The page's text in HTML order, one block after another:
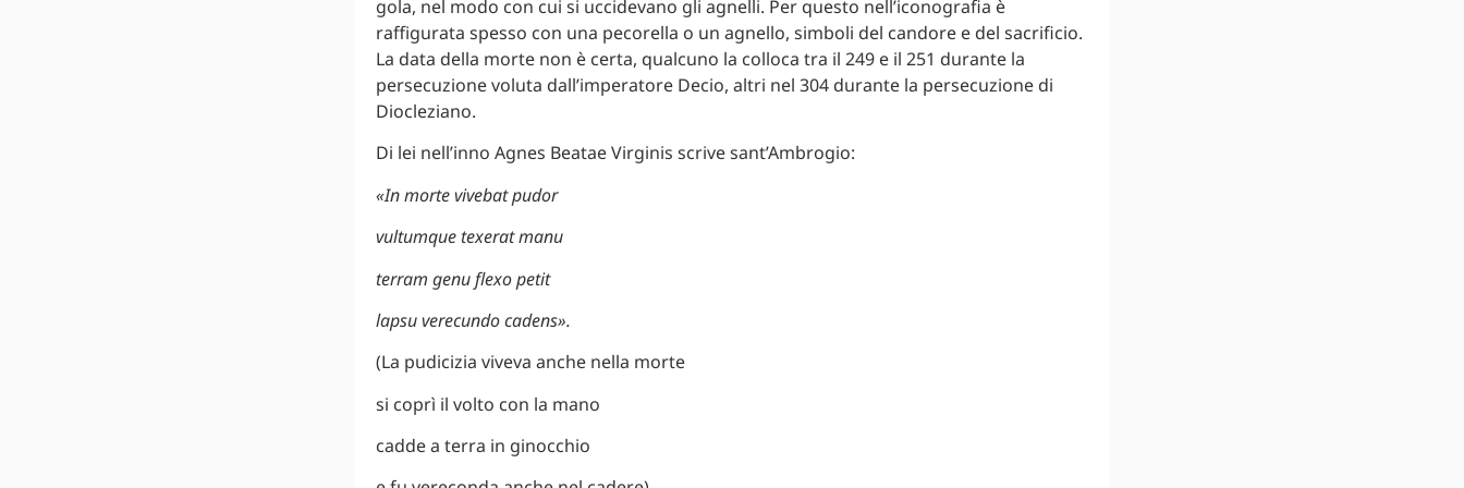
gola, nel modo con cui si uccidevano gli agnelli. Per questo nell’iconografia è
raffigurata spesso con una pecorella o un agnello, simboli del candore e del sacrificio.
La data della morte non è certa, qualcuno la colloca tra il 249 e il 251 durante la
persecuzione voluta dall’imperatore Decio, altri nel 304 durante la persecuzione di
Diocleziano.
Di lei nell’inno Agnes Beatae Virginis scrive sant’Ambrogio:
«In morte vivebat pudor
vultumque texerat manu
terram genu flexo petit
lapsu verecundo cadens».
(La pudicizia viveva anche nella morte
si coprì il volto con la mano
cadde a terra in ginocchio